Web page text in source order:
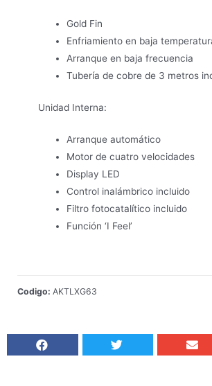
Gold Fin
Enfriamiento en baja
Arranque en baja frecuencia
Tubería de cobre de 3 metros
Unidad Interna:
Arranque automático
Motor de cuatro velocidades
Display LED
Control inalámbrico incluido
Filtro fotocatalítico incluido
Función ‘I Feel’
Codigo: AKTLXG63